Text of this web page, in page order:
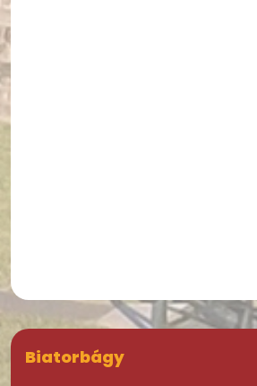
Biatorbágy